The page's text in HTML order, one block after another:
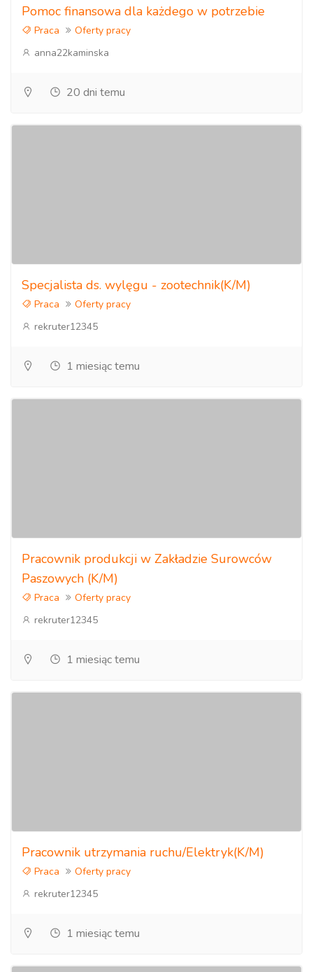
Pomoc finansowa dla każdego w potrzebie
Praca
Oferty pracy
anna22kaminska
20 dni temu
Specjalista ds. wylęgu - zootechnik(K/M)
Praca
Oferty pracy
rekruter12345
1 miesiąc temu
Pracownik produkcji w Zakładzie Surowców
Paszowych (K/M)
Praca
Oferty pracy
rekruter12345
1 miesiąc temu
Pracownik utrzymania ruchu/Elektryk(K/M)
Praca
Oferty pracy
rekruter12345
1 miesiąc temu